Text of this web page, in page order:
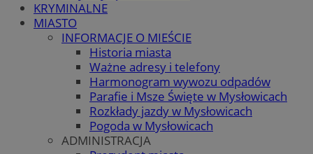
KRYMINALNE
MIASTO
INFORMACJE O MIEŚCIE
Historia miasta
Ważne adresy i telefony
Harmonogram wywozu odpadów
Parafie i Msze Święte w Mysłowicach
Rozkłady jazdy w Mysłowicach
Pogoda w Mysłowicach
ADMINISTRACJA